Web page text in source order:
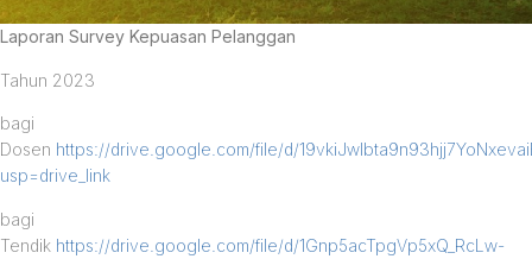
Laporan Survey Kepuasan Pelanggan
Tahun 2023
bagi
Dosen https://drive.google.com/file/d/
usp=drive_link
bagi
Tendik https://drive.google.com/file/d/1Gnp5acTpgVp5xQ_RcLw-